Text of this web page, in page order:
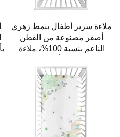
ملاءة سرير أطفال بنمط زهري
أصفر مصنوعة من القطن
الناعم بنسبة 100%، ملاءة